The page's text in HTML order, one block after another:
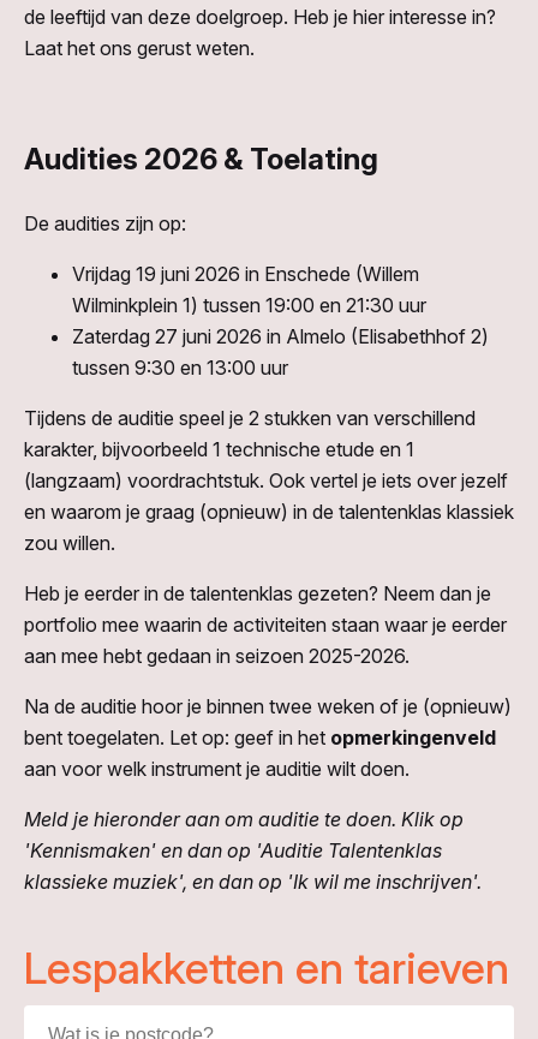
de leeftijd van deze doelgroep. Heb je hier interesse in?
Laat het ons gerust weten.
Audities 2026 & Toelating
De audities zijn op:
Vrijdag 19 juni 2026 in Enschede (Willem
Wilminkplein 1) tussen 19:00 en 21:30 uur
Zaterdag 27 juni 2026 in Almelo (Elisabethhof 2)
tussen 9:30 en 13:00 uur
Tijdens de auditie speel je 2 stukken van verschillend
karakter, bijvoorbeeld 1 technische etude en 1
(langzaam) voordrachtstuk. Ook vertel je iets over jezelf
en waarom je graag (opnieuw) in de talentenklas klassiek
zou willen.
Heb je eerder in de talentenklas gezeten? Neem dan je
portfolio mee waarin de activiteiten staan waar je eerder
aan mee hebt gedaan in seizoen 2025-2026.
Na de auditie hoor je binnen twee weken of je (opnieuw)
bent toegelaten. Let op: geef in het opmerkingenveld
aan voor welk instrument je auditie wilt doen.
Meld je hieronder aan om auditie te doen. Klik op
'Kennismaken' en dan op 'Auditie Talentenklas
klassieke muziek', en dan op 'Ik wil me inschrijven'.
Lespakketten en tarieven